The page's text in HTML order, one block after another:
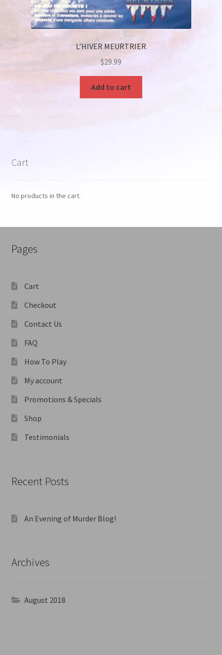
L’HIVER MEURTRIER
$29.99
Add to cart
Cart
No products in the cart.
Pages
Cart
Checkout
Contact Us
FAQ
How To Play
My account
Promotions & Specials
Shop
Testimonials
Recent Posts
An Evening of Murder Blog!
Archives
August 2018